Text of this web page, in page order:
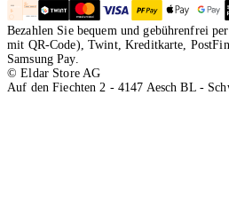
Bezahlen Sie bequem und gebührenfrei
mit QR-Code), Twint, Kreditkarte,
Samsung Pay.
© Eldar Store AG
Auf den Fiechten 2 - 4147 Aesch BL -